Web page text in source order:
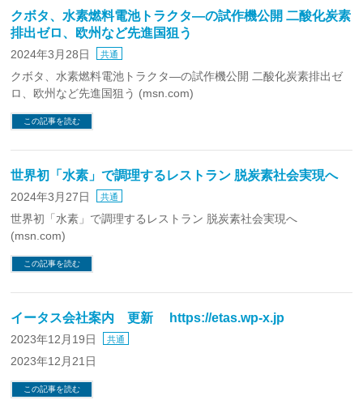
クボタ、水素燃料電池トラクタ―の試作機公開 二酸化炭素
排出ゼロ、欧州など先進国狙う
2024年3月28日 共通
クボタ、水素燃料電池トラクタ―の試作機公開 二酸化炭素排出ゼ
ロ、欧州など先進国狙う (msn.com)
この記事を読む
世界初「水素」で調理するレストラン 脱炭素社会実現へ
2024年3月27日 共通
世界初「水素」で調理するレストラン 脱炭素社会実現へ
(msn.com)
この記事を読む
イータス会社案内 更新 https://etas.wp-x.jp
2023年12月19日 共通
2023年12月21日
この記事を読む